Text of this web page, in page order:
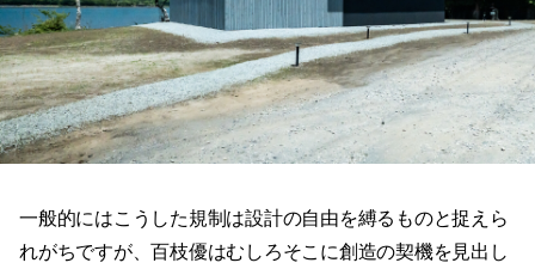
一般的にはこうした規制は設計の自由を縛るものと捉えら
れがちですが、百枝優はむしろそこに創造の契機を見出し